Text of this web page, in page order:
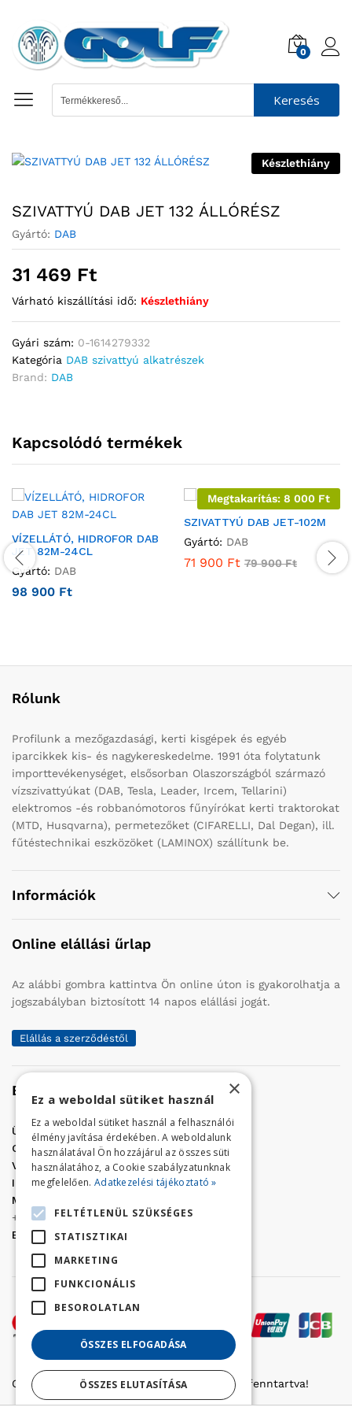
0
Keresés
Készlethiány
SZIVATTYÚ DAB JET 132 ÁLLÓRÉSZ
Gyártó: DAB
31 469 Ft
Várható kiszállítási idő: Készlethiány
Gyári szám: 0-1614279332
Kategória DAB szivattyú alkatrészek
Brand: DAB
Kapcsolódó termékek
VÍZELLÁTÓ, HIDROFOR DAB
JET 82M-24CL
Gyártó: DAB
98 900 Ft
Megtakarítás: 8 000 Ft
SZIVATTYÚ DAB JET-102M
Gyártó: DAB
71 900 Ft 79 900Ft
Rólunk
Profilunk a mezőgazdasági, kerti kisgépek és egyéb
iparcikkek kis- és nagykereskedelme. 1991 óta folytatunk
importtevékenységet, elsősorban Olaszországból származó
vízszivattyúkat (DAB, Tesla, Leader, Ircem, Tellarini)
elektromos -és robbanómotoros fűnyírókat kerti traktorokat
(MTD, Husqvarna), permetezőket (CIFARELLI, Dal Degan), ill.
fűtéstechnikai eszközöket (LAMINOX) szállítunk be.
Információk
Online elállási űrlap
Az alábbi gombra kattintva Ön online úton is gyakorolhatja a
jogszabályban biztosított 14 napos elállási jogát.
Elállás a szerződéstől
Elérhetőség
Üzletünk címe:
Szolnok, Vércse út 17.
Golf Center Áruház:06 (56) 423-324
VÁR-Kert Áruház: 06 (56) 429-771
Iroda:06 (56) 421-857
Megrendelés, termék információ:
+36 (70) 938-3356
E-mail:
golfaruhaz@gmail.com
Copyright © 2022 Golfker Kft. - Minden jog fenntartva!
×
Ez a weboldal sütiket használ
Ez a weboldal sütiket használ a felhasználói
élmény javítása érdekében. A weboldalunk
használatával Ön hozzájárul az összes süti
használatához, a Cookie szabályzatunknak
megfelelően. Adatkezelési tájékoztató »
FELTÉTLENÜL SZÜKSÉGES
STATISZTIKAI
MARKETING
FUNKCIONÁLIS
BESOROLATLAN
ÖSSZES ELFOGADÁSA
ÖSSZES ELUTASÍTÁSA